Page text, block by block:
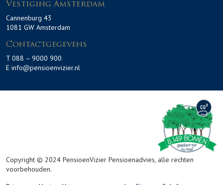
Vestiging Amsterdam
Cannenburg 43
1081 GW Amsterdam
Contactgegevens
T 088 – 9000 900
E info@pensioenvizier.nl
Copyright © 2024 PensioenVizier Pensioenadvies, alle rechten
voorbehouden.